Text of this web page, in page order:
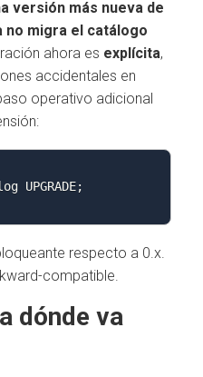
versión más nueva de
no migra el catálogo
ahora es explícita,
accidentales en
operativo adicional
UPGRADE;
respecto a 0.x.
compatible.
dónde va